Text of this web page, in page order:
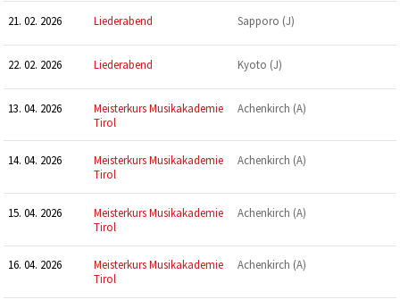
21. 02. 2026 Liederabend Sapporo (J)
22. 02. 2026 Liederabend Kyoto (J)
13. 04. 2026
Meisterkurs Musikakademie
Tirol
Achenkirch (A)
14. 04. 2026
Meisterkurs Musikakademie
Tirol
Achenkirch (A)
15. 04. 2026
Meisterkurs Musikakademie
Tirol
Achenkirch (A)
16. 04. 2026
Meisterkurs Musikakademie
Tirol
Achenkirch (A)